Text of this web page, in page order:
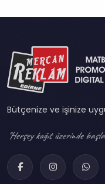
Bütçenize ve işinize
"Herşey kağıt üzerinde